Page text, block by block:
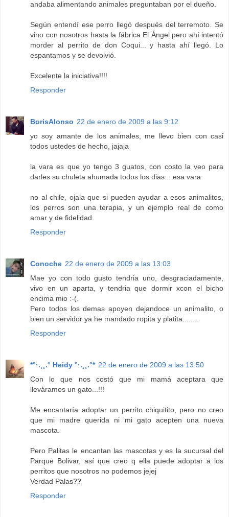
andaba alimentando animales preguntaban por el dueño.
Según entendí ese perro llegó después del terremoto. Se
vino con nosotros hasta la fábrica El Ángel pero ahí intentó
morder al perrito de don Coqui... y hasta ahí llegó. Lo
espantamos y se devolvió.
Excelente la iniciativa!!!!
Responder
BorisAlonso 22 de enero de 2009 a las 9:12
yo soy amante de los animales, me llevo bien con casi
todos ustedes de hecho, jajaja
la vara es que yo tengo 3 guatos, con costo la veo para
darles su chuleta ahumada todos los dias... esa vara
no al chile, ojala que si pueden ayudar a esos animalitos,
los perros son una terapia, y un ejemplo real de como
amar y de fidelidad.
Responder
Conoche 22 de enero de 2009 a las 13:03
Mae yo con todo gusto tendria uno, desgraciadamente,
vivo en un aparta, y tendria que dormir xcon el bicho
encima mio :-(.
Pero todos los demas apoyen dejandoce un animalito, o
bien un servidor ya he mandado ropita y platita........
Responder
*°·.¸¸.° Heidy °·.¸¸.°* 22 de enero de 2009 a las 13:50
Con lo que nos costó que mi mamá aceptara que
lleváramos un gato...!!!
Me encantaría adoptar un perrito chiquitito, pero no creo
que mi madre querida ni mi gato acepten una nueva
mascota.
Pero Palitas le encantan las mascotas y es la sucursal del
Parque Bolivar, así que creo q ella puede adoptar a los
perritos que nosotros no podemos jejej
Verdad Palas??
Responder